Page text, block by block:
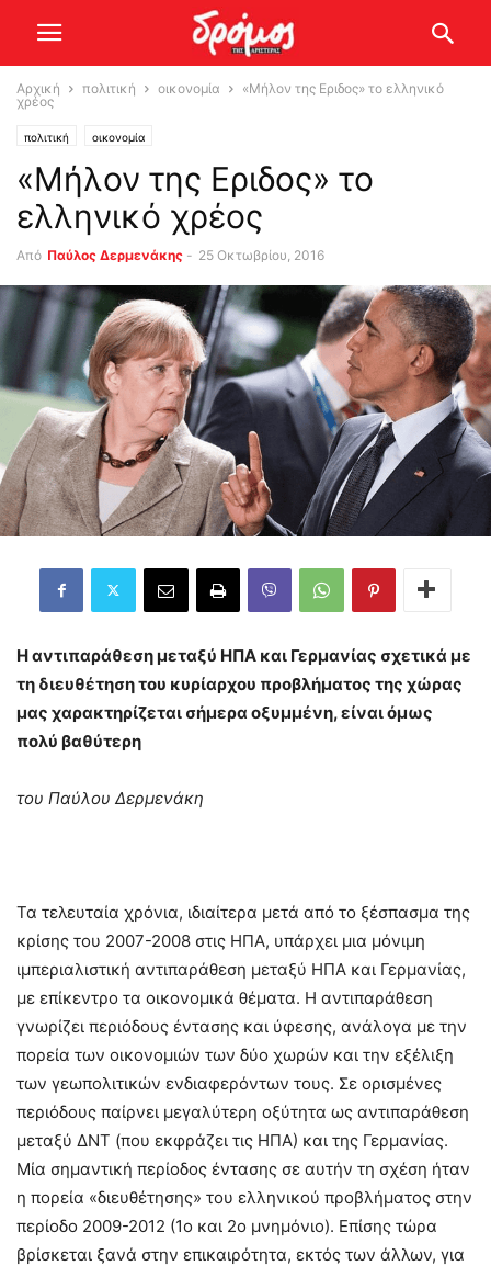
Αρχική πολιτική οικονομία
«Μήλον της Εριδος» το ελληνικό
χρέος
πολιτική οικονομία
«Μήλον της Εριδος» το
ελληνικό χρέος
Από Παύλος Δερμενάκης - 25 Οκτωβρίου, 2016
Η αντιπαράθεση μεταξύ ΗΠΑ και Γερμανίας σχετικά με
τη διευθέτηση του κυρίαρχου προβλήματος της χώρας
μας χαρακτηρίζεται σήμερα οξυμμένη, είναι όμως
πολύ βαθύτερη
του Παύλου Δερμενάκη
Τα τελευταία χρόνια, ιδιαίτερα μετά από το ξέσπασμα της
κρίσης του 2007-2008 στις ΗΠΑ, υπάρχει μια μόνιμη
ιμπεριαλιστική αντιπαράθεση μεταξύ ΗΠΑ και Γερμανίας,
με επίκεντρο τα οικονομικά θέματα. Η αντιπαράθεση
γνωρίζει περιόδους έντασης και ύφεσης, ανάλογα με την
πορεία των οικονομιών των δύο χωρών και την εξέλιξη
των γεωπολιτικών ενδιαφερόντων τους. Σε ορισμένες
περιόδους παίρνει μεγαλύτερη οξύτητα ως αντιπαράθεση
μεταξύ ΔΝΤ (που εκφράζει τις ΗΠΑ) και της Γερμανίας.
Μία σημαντική περίοδος έντασης σε αυτήν τη σχέση ήταν
η πορεία «διευθέτησης» του ελληνικού προβλήματος στην
περίοδο 2009-2012 (1ο και 2ο μνημόνιο). Επίσης τώρα
βρίσκεται ξανά στην επικαιρότητα, εκτός των άλλων, για